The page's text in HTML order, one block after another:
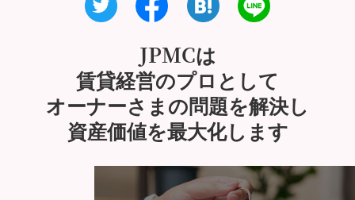
JPMCは
賃貸経営のプロとして
オーナーさまの問題を解決し
資産価値を最大化します